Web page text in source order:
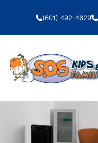
(601) 492-4629